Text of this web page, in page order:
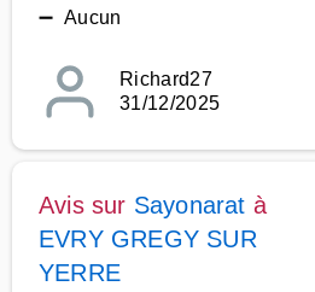
➖ Aucun
Richard27
31/12/2025
Avis sur Sayonarat à
EVRY GREGY SUR
YERRE